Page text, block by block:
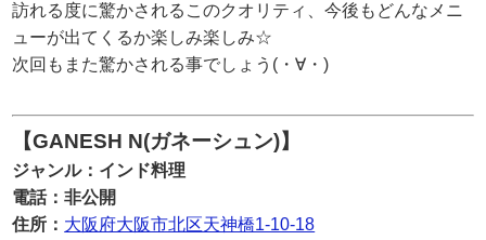
訪れる度に驚かされるこのクオリティ、今後もどんなメニ
ューが出てくるか楽しみ楽しみ☆
次回もまた驚かされる事でしょう(・∀・)
【GANESH N(ガネーシュン)】
ジャンル：インド料理
電話：非公開
住所： 大阪府大阪市北区天神橋1-10-18